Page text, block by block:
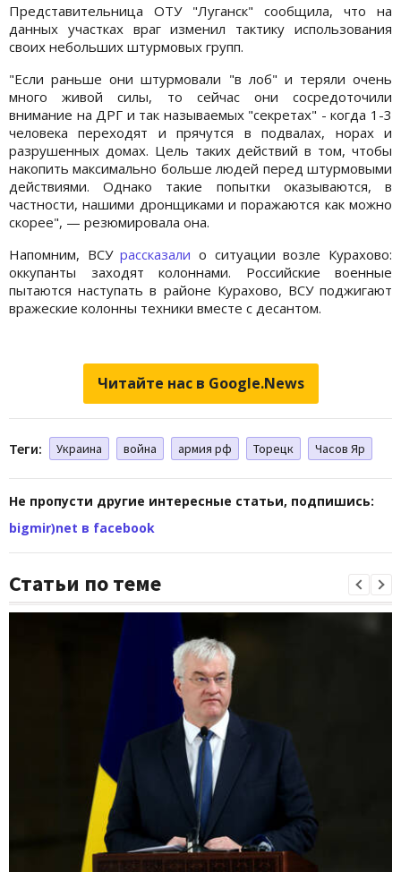
Представительница ОТУ "Луганск" сообщила, что на
данных участках враг изменил тактику использования
своих небольших штурмовых групп.
"Если раньше они штурмовали "в лоб" и теряли очень
много живой силы, то сейчас они сосредоточили
внимание на ДРГ и так называемых "секретах" - когда 1-3
человека переходят и прячутся в подвалах, норах и
разрушенных домах. Цель таких действий в том, чтобы
накопить максимально больше людей перед штурмовыми
действиями. Однако такие попытки оказываются, в
частности, нашими дронщиками и поражаются как можно
скорее", — резюмировала она.
Напомним, ВСУрассказали о ситуации возле Курахово:
оккупанты заходят колоннами. Российские военные
пытаются наступать в районе Курахово, ВСУ поджигают
вражеские колонны техники вместе с десантом.
Читайте нас в Google.News
Теги: Украина война армия рф Торецк Часов Яр
Не пропусти другие интересные статьи, подпишись:
bigmir)net в facebook
Статьи по теме